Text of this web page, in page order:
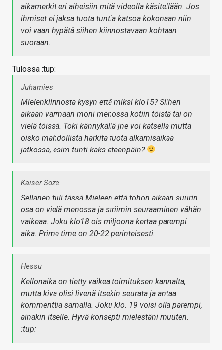
aikamerkit eri aiheisiin mitä videolla käsitellään. Jos
ihmiset ei jaksa tuota tuntia katsoa kokonaan niin
voi vaan hypätä siihen kiinnostavaan kohtaan
suoraan.
Tulossa :tup:
Juhamies
Mielenkiinnosta kysyn että miksi klo15? Siihen
aikaan varmaan moni menossa kotiin töistä tai on
vielä töissä. Toki kännykällä jne voi katsella mutta
oisko mahdollista harkita tuota alkamisaikaa
jatkossa, esim tunti kaks eteenpäin?
Kaiser Soze
Sellanen tuli tässä Mieleen että tohon aikaan suurin
osa on vielä menossa ja striimin seuraaminen vähän
vaikeaa. Joku klo18 ois miljoona kertaa parempi
aika. Prime time on 20-22 perinteisesti.
Hessu
Kellonaika on tietty vaikea toimituksen kannalta,
mutta kiva olisi livenä itsekin seurata ja antaa
kommenttia samalla. Joku klo. 19 voisi olla parempi,
ainakin itselle. Hyvä konsepti mielestäni muuten.
:tup: